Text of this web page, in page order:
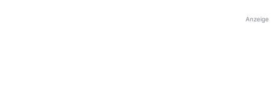
Anzeige